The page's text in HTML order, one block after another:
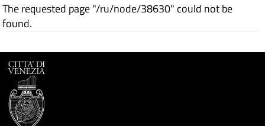
The requested page "/ru/node/38630" could not be
found.